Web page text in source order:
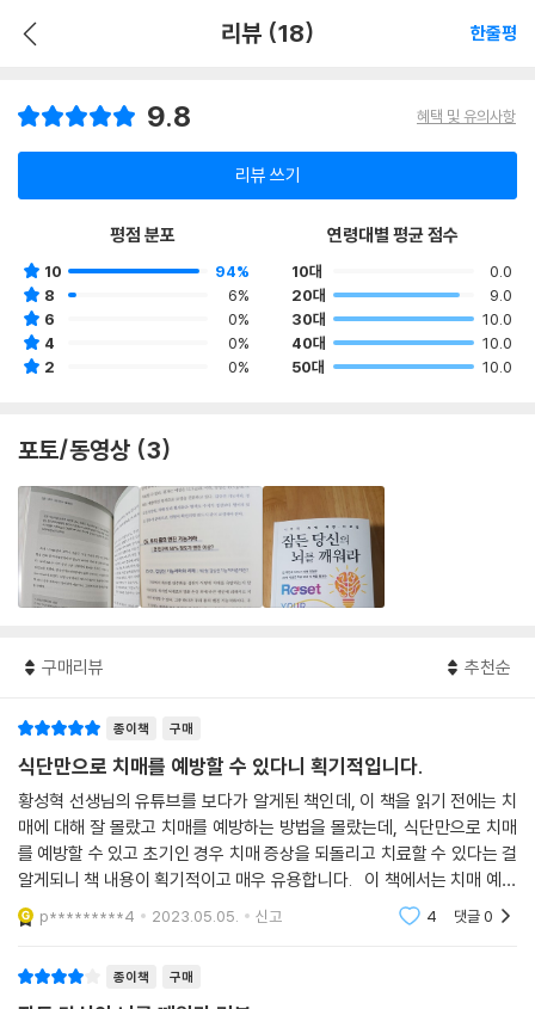
리뷰 (18) 한줄평
9.8 혜택 및 유의사항
리뷰 쓰기
평점 분포
10
94%
8
6%
6
0%
4
0%
2
0%
연령대별 평균 점수
10대
0.0
20대
9.0
30대
10.0
40대
10.0
50대
10.0
포토/동영상 (3)
구매리뷰 추천순
종이책 구매
식단만으로 치매를 예방할 수 있다니 획기적입니다.
황성혁 선생님의 유튜브를 보다가 알게된 책인데, 이 책을 읽기 전에는 치
매에 대해 잘 몰랐고 치매를 예방하는 방법을 몰랐는데, 식단만으로 치매
를 예방할 수 있고 초기인 경우 치매 증상을 되돌리고 치료할 수 있다는 걸
알게되니 책 내용이 획기적이고 매우 유용합니다. 이 책에서는 치매 예방
을 위해 뇌리셋 케톤식으로 저탄수화물 케톤식 + 오메가3을 EPA+DHA
의 합으로 하루 2~
p*********4 2023.05.05. 신고 4 댓글0
종이책 구매